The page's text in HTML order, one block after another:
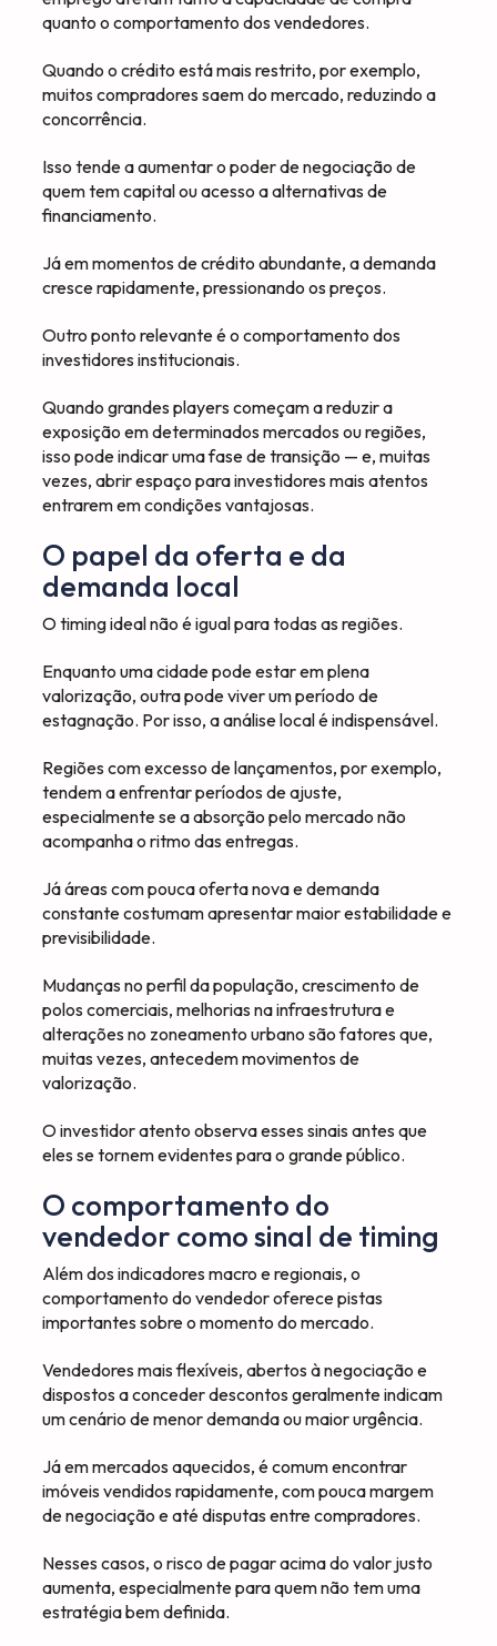
quanto o comportamento dos vendedores.
Quando o crédito está mais restrito, por exemplo,
muitos compradores saem do mercado, reduzindo a
concorrência.
Isso tende a aumentar o poder de negociação de
quem tem capital ou acesso a alternativas de
financiamento.
Já em momentos de crédito abundante, a demanda
cresce rapidamente, pressionando os preços.
Outro ponto relevante é o comportamento dos
investidores institucionais.
Quando grandes players começam a reduzir a
exposição em determinados mercados ou regiões,
isso pode indicar uma fase de transição — e, muitas
vezes, abrir espaço para investidores mais atentos
entrarem em condições vantajosas.
O papel da oferta e da
demanda local
O timing ideal não é igual para todas as regiões.
Enquanto uma cidade pode estar em plena
valorização, outra pode viver um período de
estagnação. Por isso, a análise local é indispensável.
Regiões com excesso de lançamentos, por exemplo,
tendem a enfrentar períodos de ajuste,
especialmente se a absorção pelo mercado não
acompanha o ritmo das entregas.
Já áreas com pouca oferta nova e demanda
constante costumam apresentar maior estabilidade e
previsibilidade.
Mudanças no perfil da população, crescimento de
polos comerciais, melhorias na infraestrutura e
alterações no zoneamento urbano são fatores que,
muitas vezes, antecedem movimentos de
valorização.
O investidor atento observa esses sinais antes que
eles se tornem evidentes para o grande público.
O comportamento do
vendedor como sinal de timing
Além dos indicadores macro e regionais, o
comportamento do vendedor oferece pistas
importantes sobre o momento do mercado.
Vendedores mais flexíveis, abertos à negociação e
dispostos a conceder descontos geralmente indicam
um cenário de menor demanda ou maior urgência.
Já em mercados aquecidos, é comum encontrar
imóveis vendidos rapidamente, com pouca margem
de negociação e até disputas entre compradores.
Nesses casos, o risco de pagar acima do valor justo
aumenta, especialmente para quem não tem uma
estratégia bem definida.